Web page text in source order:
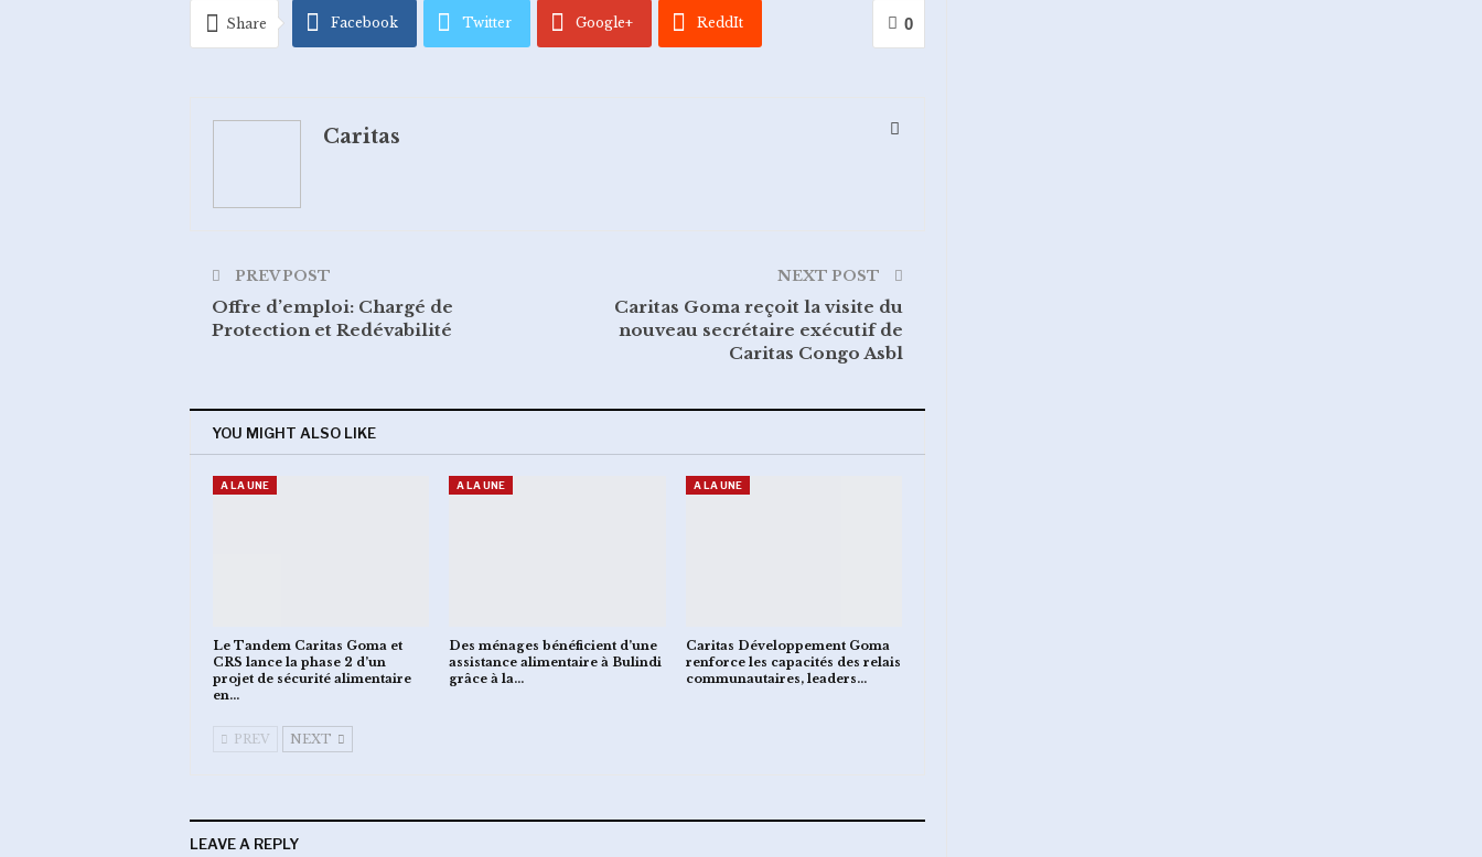
0
Share Facebook Twitter Google+ ReddIt
Caritas
PREV POST
Offre d’emploi: Chargé de
Protection et Redévabilité
NEXT POST
Caritas Goma reçoit la visite du
nouveau secrétaire exécutif de
Caritas Congo Asbl
YOU MIGHT ALSO LIKE
A LA UNE
Le Tandem Caritas Goma et
CRS lance la phase 2 d’un
projet de sécurité alimentaire
en…
A LA UNE
Des ménages bénéficient d’une
assistance alimentaire à Bulindi
grâce à la…
A LA UNE
Caritas Développement Goma
renforce les capacités des relais
communautaires, leaders…
PREV NEXT
LEAVE A REPLY